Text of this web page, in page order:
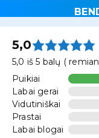
5,0
5,0 iš 5 balų (
Puikiai
Labai gerai
Vidutiniškai
Prastai
Labai blogai